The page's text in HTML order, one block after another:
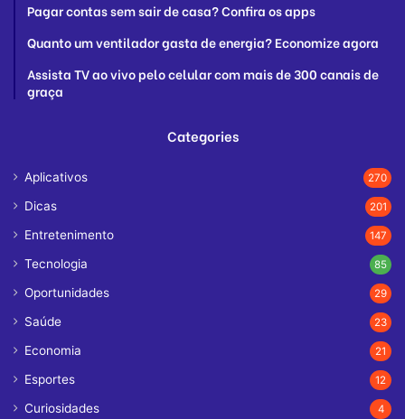
Pagar contas sem sair de casa? Confira os apps
Quanto um ventilador gasta de energia? Economize agora
Assista TV ao vivo pelo celular com mais de 300 canais de
graça
Categories
Aplicativos 270
Dicas 201
Entretenimento 147
Tecnologia 85
Oportunidades 29
Saúde 23
Economia 21
Esportes 12
Curiosidades 4